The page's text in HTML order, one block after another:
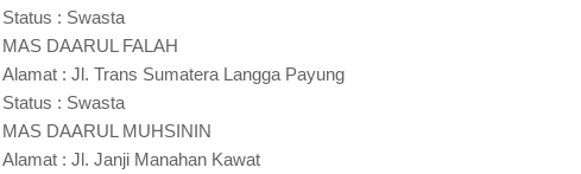
Status : Swasta
MAS DAARUL FALAH
Alamat : Jl. Trans Sumatera Langga Payung
Status : Swasta
MAS DAARUL MUHSININ
Alamat : Jl. Janji Manahan Kawat